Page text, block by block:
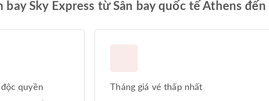
Sky Express từ Sân bay quốc tế Athens đến
quyền Tháng giá vé thấp nhất